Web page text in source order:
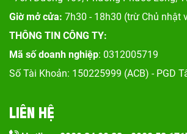
Giờ mở cửa: 7h30 - 18h30 (trừ Chủ nhật
THÔNG TIN CÔNG TY:
Mã số doanh nghiệp: 0312005719
Số Tài Khoản: 150225999 (ACB) - PGD
LIÊN HỆ